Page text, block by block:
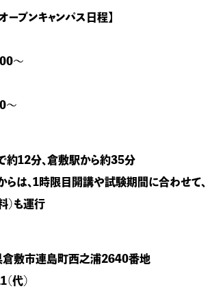
ープンキャンパス日程】
〜
〜
約12分、倉敷駅から約35分
らは、1時限目開講や試験期間に合わせて、
）も運行
敷市連島町西之浦2640番地
代）